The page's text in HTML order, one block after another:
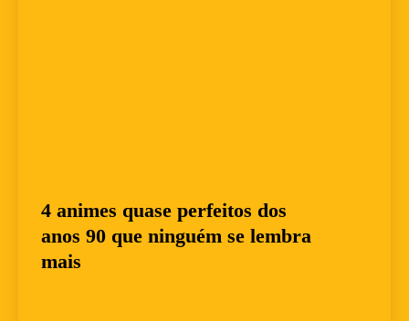
4 animes quase perfeitos dos
anos 90 que ninguém se lembra
mais